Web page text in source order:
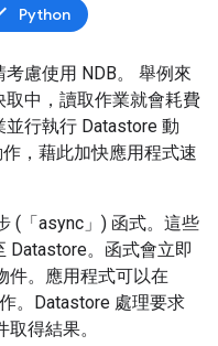
Python
慮使用 NDB。 舉例來
中，讀取作業就會耗費
行執行 Datastore 動
，藉此加快應用程式速
(「async」) 函式。這些
Datastore。函式會立即
件。應用程式可以在
。Datastore 處理要求
取得結果。